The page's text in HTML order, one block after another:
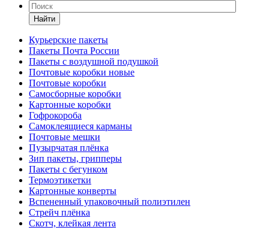
Найти
Курьерские пакеты
Пакеты Почта России
Пакеты с воздушной подушкой
Почтовые коробки новые
Почтовые коробки
Самосборные коробки
Картонные коробки
Гофрокороба
Самоклеящиеся карманы
Почтовые мешки
Пузырчатая плёнка
Зип пакеты, грипперы
Пакеты с бегунком
Термоэтикетки
Картонные конверты
Вспененный упаковочный полиэтилен
Стрейч плёнка
Скотч, клейкая лента